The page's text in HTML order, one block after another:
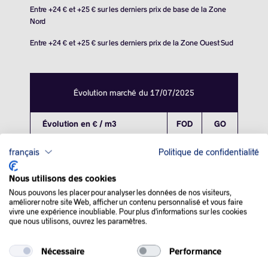
Entre +24 € et +25 € sur les derniers prix de base de la Zone
Nord
Entre +24 € et +25 € sur les derniers prix de la Zone Ouest Sud
Évolution marché du 17/07/2025
Évolution en € / m3 FOD GO
Zone Nord +17.2 +16.3
Zone Sud +14.9 +15.6
français Politique de confidentialité
Nous utilisons des cookies
Nous pouvons les placer pour analyser les données de nos visiteurs,
améliorer notre site Web, afficher un contenu personnalisé et vous faire
vivre une expérience inoubliable. Pour plus d'informations sur les cookies
que nous utilisons, ouvrez les paramètres.
Nécessaire Performance